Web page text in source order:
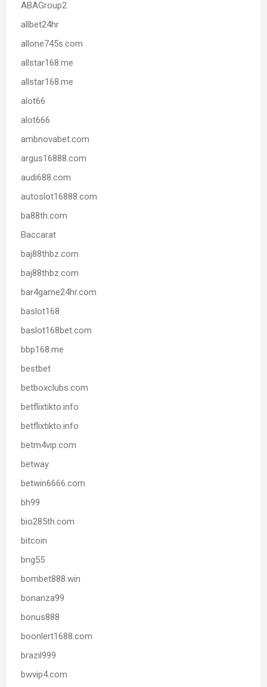
ABAGroup2
allbet24hr
allone745s.com
allstar168.me
allstar168.me
alot66
alot666
ambnovabet.com
argus16888.com
audi688.com
autoslot16888.com
ba88th.com
Baccarat
baj88thbz.com
baj88thbz.com
bar4game24hr.com
baslot168
baslot168bet.com
bbp168.me
bestbet
betboxclubs.com
betflixtikto.info
betflixtikto.info
betm4vip.com
betway
betwin6666.com
bh99
bio285th.com
bitcoin
bng55
bombet888.win
bonanza99
bonus888
boonlert1688.com
brazil999
bwvip4.com